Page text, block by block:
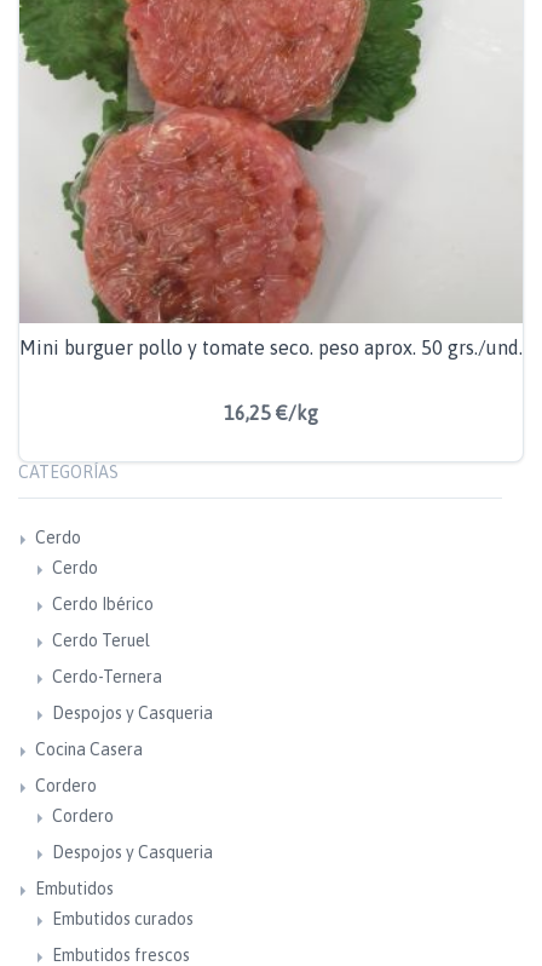
Mini burguer pollo y tomate seco. peso aprox. 50 grs./und.
16,25 €/kg
CATEGORÍAS
Cerdo
Cerdo
Cerdo Ibérico
Cerdo Teruel
Cerdo-Ternera
Despojos y Casqueria
Cocina Casera
Cordero
Cordero
Despojos y Casqueria
Embutidos
Embutidos curados
Embutidos frescos